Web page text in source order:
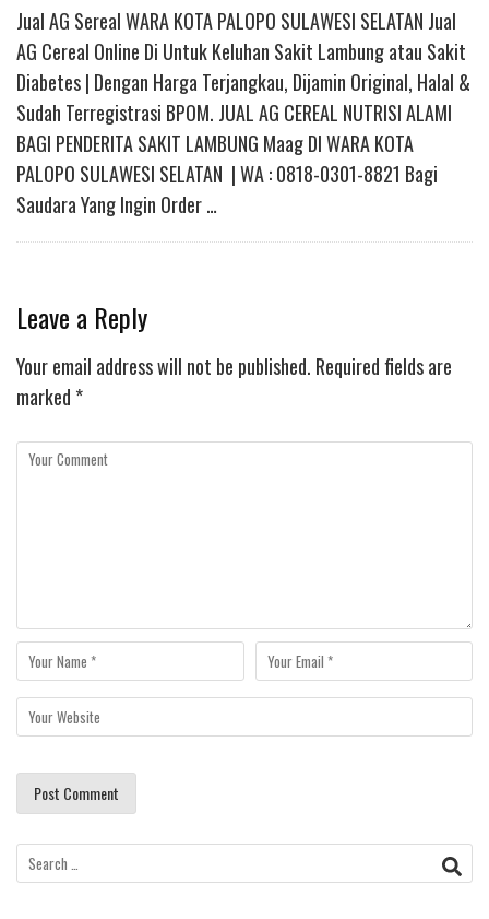
Jual AG Sereal WARA KOTA PALOPO SULAWESI SELATAN Jual
AG Cereal Online Di Untuk Keluhan Sakit Lambung atau Sakit
Diabetes | Dengan Harga Terjangkau, Dijamin Original, Halal &
Sudah Terregistrasi BPOM. JUAL AG CEREAL NUTRISI ALAMI
BAGI PENDERITA SAKIT LAMBUNG Maag DI WARA KOTA
PALOPO SULAWESI SELATAN | WA : 0818-0301-8821 Bagi
Saudara Yang Ingin Order …
Leave a Reply
Your email address will not be published. Required fields are
marked *
Search
for: